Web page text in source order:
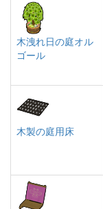
木洩れ日の庭オル
ゴール
木製の庭用床